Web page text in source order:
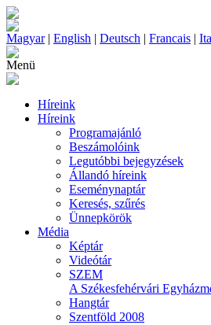
Magyar| English | Deutsch | Francais |
Menü
Híreink
Híreink
Programajánló
Beszámolóink
Legutóbbi bejegyzések
Állandó híreink
Eseménynaptár
Keresés, szűrés
Ünnepkörök
Média
Képtár
Videótár
SZEM
A Székesfehérvári
Hangtár
Szentföld 2008